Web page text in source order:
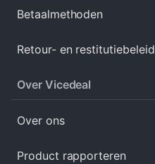
Betaalmethoden
Retour- en restitutiebeleid
Over Vicedeal
Over ons
Product rapporteren